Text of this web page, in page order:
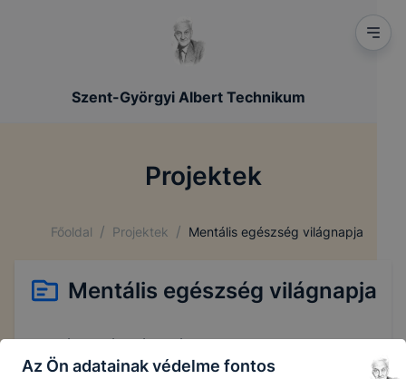
Szent-Györgyi Albert Technikum
Projektek
Főoldal / Projektek / Mentális egészség világnapja
Mentális egészség világnapja
Mentális egészség világnapja
Az Ön adatainak védelme fontos